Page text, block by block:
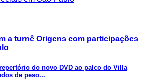
a turnê Origens com participações
do novo DVD ao palco do Villa
de peso...